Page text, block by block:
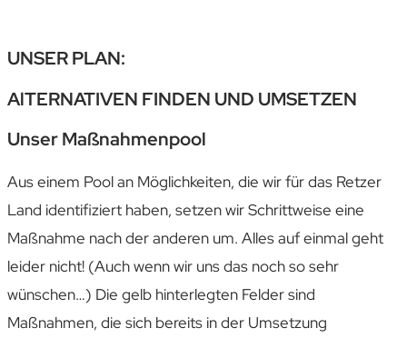
UNSER PLAN:
AlTERNATIVEN FINDEN UND UMSETZEN
Unser Maßnahmenpool
Aus einem Pool an Möglichkeiten, die wir für das Retzer
Land identifiziert haben, setzen wir Schrittweise eine
Maßnahme nach der anderen um. Alles auf einmal geht
leider nicht! (Auch wenn wir uns das noch so sehr
wünschen…) Die gelb hinterlegten Felder sind
Maßnahmen, die sich bereits in der Umsetzung